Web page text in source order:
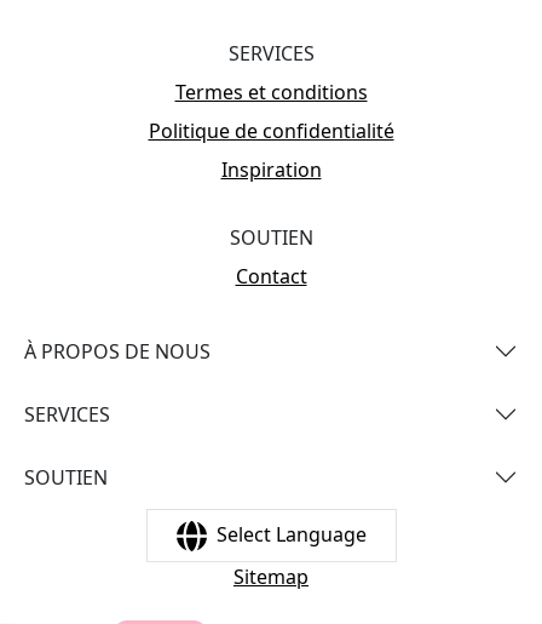
SERVICES
Termes et conditions
Politique de confidentialité
Inspiration
SOUTIEN
Contact
À PROPOS DE NOUS
SERVICES
SOUTIEN
Select Language
Sitemap